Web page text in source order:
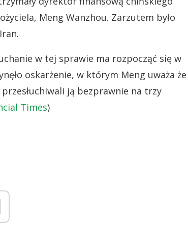
Meng Wanzhou. Zarzutem było
w tej sprawie ma rozpocząć się w
oskarżenie, w którym Meng uważa że
ją bezprawnie na trzy
Times)